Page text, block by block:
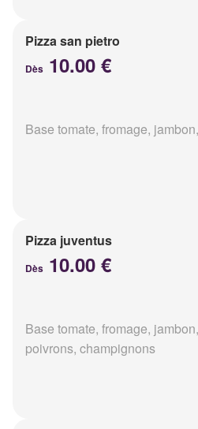
Pizza san pietro
Dès 10.00 €
Base tomate, fromage,
Pizza juventus
Dès 10.00 €
Base tomate, fromage,
poivrons, champignons